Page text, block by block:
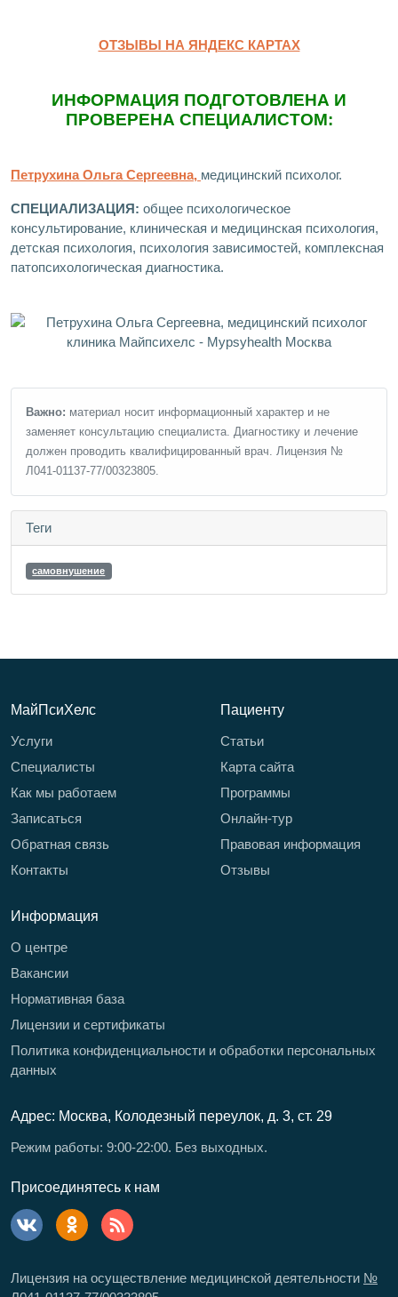
ОТЗЫВЫ НА ЯНДЕКС КАРТАХ
ИНФОРМАЦИЯ ПОДГОТОВЛЕНА И
ПРОВЕРЕНА СПЕЦИАЛИСТОМ:
Петрухина Ольга Сергеевна, медицинский психолог.
СПЕЦИАЛИЗАЦИЯ: общее психологическое
консультирование, клиническая и медицинская психология,
детская психология, психология зависимостей, комплексная
патопсихологическая диагностика.
Важно: материал носит информационный характер и не
заменяет консультацию специалиста. Диагностику и лечение
должен проводить квалифицированный врач. Лицензия №
Л041-01137-77/00323805.
Теги
самовнушение
МайПсиХелс
Услуги
Специалисты
Как мы работаем
Записаться
Обратная связь
Контакты
Пациенту
Статьи
Карта сайта
Программы
Онлайн-тур
Правовая информация
Отзывы
Информация
О центре
Вакансии
Нормативная база
Лицензии и сертификаты
Политика конфиденциальности и обработки персональных
данных
Адрес: Москва, Колодезный переулок, д. 3, ст. 29
Режим работы: 9:00-22:00. Без выходных.
Присоединятесь к нам
Лицензия на осуществление медицинской деятельности №